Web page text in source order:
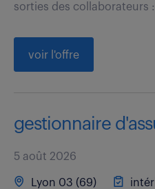
sorties des collaborateurs
voir l'offre
gestionnaire
5 août 2026
Lyon 03 (69)